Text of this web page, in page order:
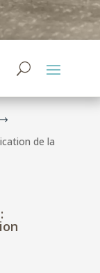
$
de la